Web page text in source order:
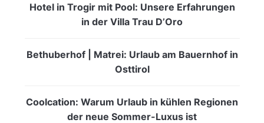
Hotel in Trogir mit Pool: Unsere Erfahrungen
in der Villa Trau D’Oro
Bethuberhof | Matrei: Urlaub am Bauernhof in
Osttirol
Coolcation: Warum Urlaub in kühlen Regionen
der neue Sommer-Luxus ist